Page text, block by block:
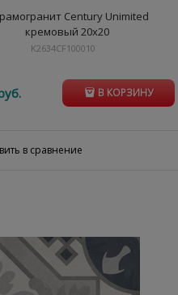
Century Unimited
кремовый 20х20
K2634CF100010
В КОРЗИНУ
в сравнение